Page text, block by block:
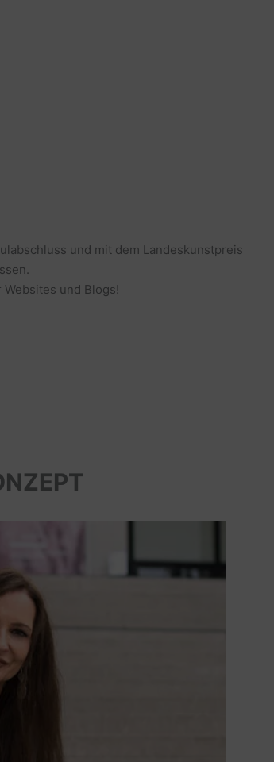
und mit dem Landeskunstpreis
und Blogs!